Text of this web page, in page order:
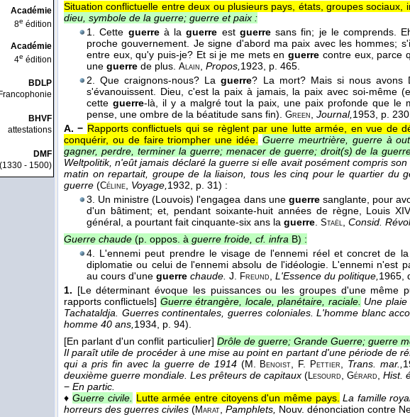
Académie
8e édition
Académie
4e édition
BDLP
Francophonie
BHVF
attestations
DMF
(1330 - 1500)
Situation conflictuelle entre deux ou plusieurs pays, états, groupes sociaux,
dieu, symbole de la guerre; guerre et paix :
1. Cette guerre à laguerre est guerre sans fin; je le comprends.
proche gouvernement. Je signe d'abord ma paix avec les hommes;
entre eux, qu'y puis-je? Et si je me mets enguerre contre eux, parce
une guerre de plus. Alain, Propos,1923, p. 465.
2. Que craignons-nous? Laguerre? La mort? Mais si nous avons
s'évanouissent. Dieu, c'est la paix à jamais, la paix avec soi-même
cette guerre-là, il y a malgré tout la paix, une paix profonde que le
pense, une ombre de la béatitude sans fin). Green, Journal,1953, p.
A. − Rapports conflictuels qui se règlent par une lutte armée, en vue de
conquérir, ou de faire triompher une idée. Guerre meurtrière, guerre à
gagner, perdre, terminer la guerre; menacer de guerre; droit(s) de la
Weltpolitik, n'eût jamais déclaré la guerre si elle avait posément compris
matin on repartait, groupe de la liaison, tous les cinq pour le quartier du
guerre (Céline, Voyage,1932, p. 31) :
3. Un ministre (Louvois) l'engagea dans une guerre sanglante, pour
d'un bâtiment; et, pendant soixante-huit années de règne, Louis
général, a pourtant fait cinquante-six ans la guerre. Staël, Consid.
Guerre chaude (p. oppos. à guerre froide, cf. infra B) :
4. L'ennemi peut prendre le visage de l'ennemi réel et concret de
diplomatie ou celui de l'ennemi absolu de l'idéologie. L'ennemi n'est
au cours d'une guerre chaude. J. Freund, L'Essence du politique,1965,
1. [Le déterminant évoque les puissances ou les groupes d'une même
rapports conflictuels] Guerre étrangère, locale, planétaire, raciale. Une
Tachataldja. Guerres continentales, guerres coloniales. L'homme blanc
homme 40 ans,1934, p. 94).
[En parlant d'un conflit particulier] Drôle de guerre; Grande Guerre; guerre
Il paraît utile de procéder à une mise au point en partant d'une période de
qui a pris fin avec la guerre de 1914 (M. Benoist, F. Pettier, Trans. mar.,
deuxième guerre mondiale. Les prêteurs de capitaux (Lesourd, Gérard, Hist.
− En partic.
♦Guerre civile. Lutte armée entre citoyens d'un même pays. La famille
horreurs des guerres civiles (Marat, Pamphlets, Nouv. dénonciation contre